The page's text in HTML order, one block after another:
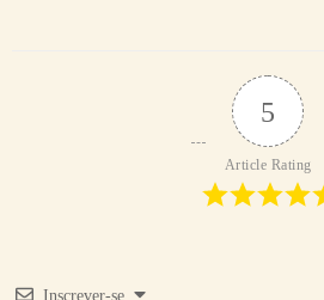
5
Article Rating
Inscrever-se